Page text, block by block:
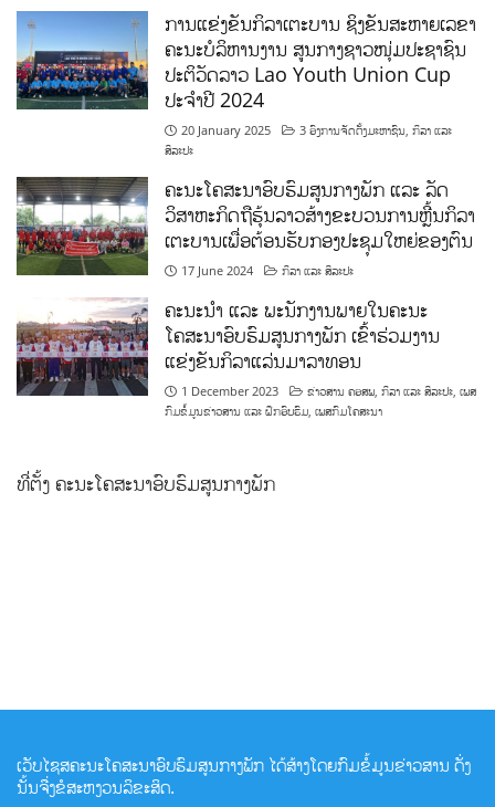
ການແຂ່ງຂັນກິລາເຕະບານ ຊິງຂັນສະຫາຍເລຂາ
ຄະນະບໍລິຫານງານ ສູນກາງຊາວໜຸ່ມປະຊາຊົນ
ປະຕິວັດລາວ Lao Youth Union Cup
ປະຈຳປີ 2024
20 January 2025 3 ອົງການຈັດຕັ້ງມະຫາຊົນ ,ກິລາ ແລະ
ສິລະປະ
ຄະນະໂຄສະນາອົບຮົມສູນກາງພັກ ແລະ ລັດ
ວິສາຫະກິດຖືຮຸ້ນລາວສ້າງຂະບວນການຫຼີ້ນກິລາ
ເຕະບານເພື່ອຕ້ອນຮັບກອງປະຊຸມໃຫຍ່ຂອງຕົນ
17 June 2024 ກິລາ ແລະ ສິລະປະ
ຄະນະນຳ ແລະ ພະນັກງານພາຍໃນຄະນະ
ໂຄສະນາອົບຮົມສູນກາງພັກ ເຂົ້າຮ່ວມງານ
ແຂ່ງຂັນກິລາແລ່ນມາລາທອນ
1 December 2023 ຂ່າວສານ ຄອສພ ,ກິລາ ແລະ ສິລະປະ ,ເພສ
ກົມຂໍ້ມູນຂ່າວສານ ແລະ ຝຶກອົບຮົມ ,ເພສກົມໂຄສະນາ
ທີ່ຕັ້ງ ຄະນະໂຄສະນາອົບຮົມສູນກາງພັກ
ເວັບໄຊສຄະນະໂຄສະນາອົບຮົມສູນກາງພັກ ໄດ້ສ້າງໂດຍກົມຂໍ້ມູນຂ່າວສານ ດັ່ງ
ນັ້ນຈື່ງຂໍສະຫງວນລິຂະສິດ.